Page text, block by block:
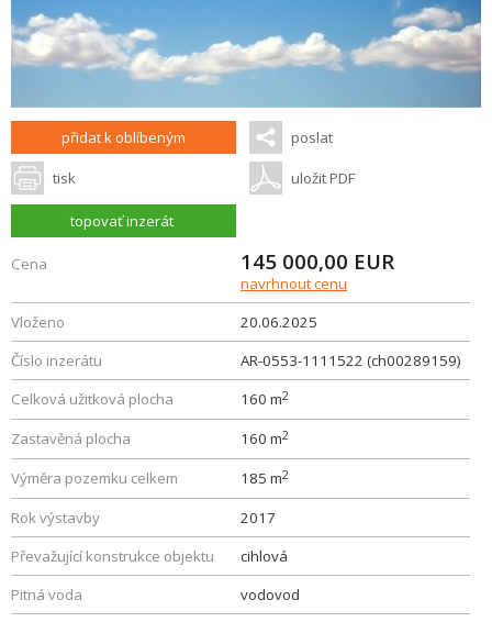
přidat k oblíbeným poslat
tisk uložit PDF
topovať inzerát
Cena 145 000,00 EUR
navrhnout cenu
Vloženo
20.06.2025
Číslo inzerátu
AR-0553-1111522 (ch00289159)
Celková užitková plocha
160 m2
Zastavěná plocha 160 m2
Výměra pozemku celkem 185 m2
Rok výstavby
2017
Převažující konstrukce objektu
cihlová
Pitná voda
vodovod